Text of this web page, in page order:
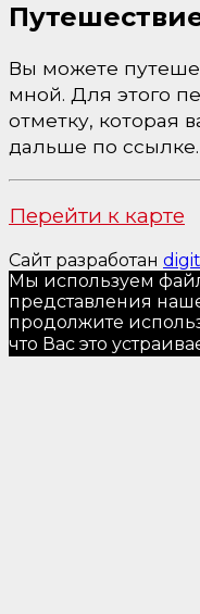
Вы можете
мной. Для этого
отметку, которая
дальше по ссылке.
Перейти к карте
Сайт разработан
Мы используем
представления
продолжите
что Вас это